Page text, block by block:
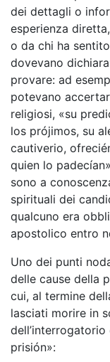
dei dettagli o
esperienza
o da chi ha
dovevano
provare: ad
potevano
religiosi, «su
los prójimos, su
cautiverio,
quien lo padecían»
sono a
spirituali dei
qualcuno era
apostolico entro
Uno dei punti
delle cause della
cui, al termine
lasciati morire in
prisión»: